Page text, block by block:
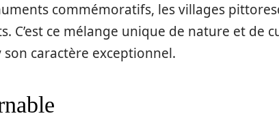
commémoratifs, les villages
C’est ce mélange unique de nature et de
caractère exceptionnel.